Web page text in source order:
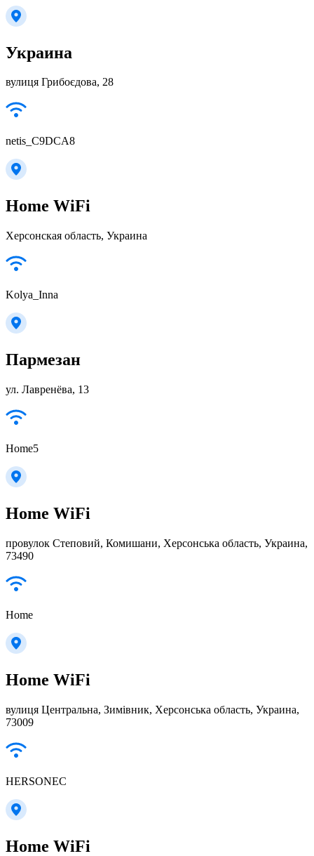
Украина
вулиця Грибоєдова, 28
netis_C9DCA8
Home WiFi
Херсонская область, Украина
Kolya_Inna
Пармезан
ул. Лавренёва, 13
Home5
Home WiFi
провулок Степовий, Комишани, Херсонська область, Украина,
73490
Home
Home WiFi
вулиця Центральна, Зимівник, Херсонська область, Украина,
73009
HERSONEC
Home WiFi